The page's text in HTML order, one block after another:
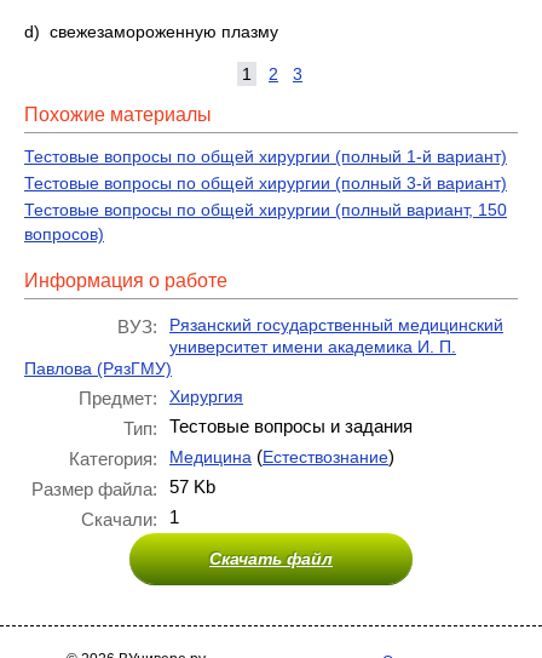
d) свежезамороженную плазму
1 2 3
Похожие материалы
Тестовые вопросы по общей хирургии (полный 1-й вариант)
Тестовые вопросы по общей хирургии (полный 3-й вариант)
Тестовые вопросы по общей хирургии (полный вариант, 150
вопросов)
Информация о работе
ВУЗ:
Рязанский государственный медицинский
университет имени академика И. П.
Павлова (РязГМУ)
Предмет: Хирургия
Тип:
Тестовые вопросы и задания
Категория:
Медицина (Естествознание)
Размер файла:
57 Kb
Скачали:
1
Скачать файл